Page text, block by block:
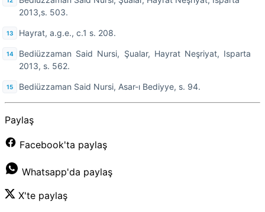
2013,s. 503.
Hayrat, a.g.e., c.1 s. 208.
Bediüzzaman Said Nursi, Şualar, Hayrat Neşriyat, Isparta
2013, s. 562.
Bediüzzaman Said Nursi, Asar-ı Bediyye, s. 94.
Paylaş
Facebook'ta paylaş
Whatsapp'da paylaş
X'te paylaş